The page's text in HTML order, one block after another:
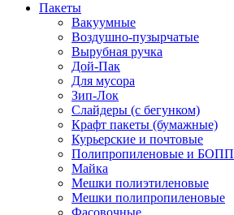
Пакеты
Вакуумные
Воздушно-пузырчатые
Вырубная ручка
Дой-Пак
Для мусора
Зип-Лок
Слайдеры (с бегунком)
Крафт пакеты (бумажные)
Курьерские и почтовые
Полипропиленовые и БОПП
Майка
Мешки полиэтиленовые
Мешки полипропиленовые